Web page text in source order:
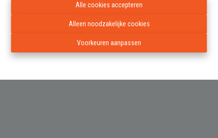
Alle cookies accepteren
Alleen noodzakelijke cookies
Voorkeuren aanpassen